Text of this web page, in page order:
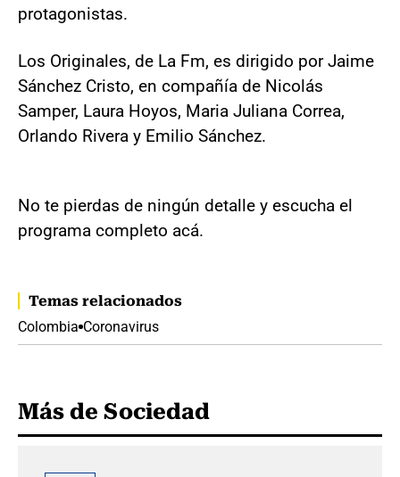
protagonistas.
Los Originales, de La Fm, es dirigido por Jaime
Sánchez Cristo, en compañía de Nicolás
Samper, Laura Hoyos, Maria Juliana Correa,
Orlando Rivera y Emilio Sánchez.
No te pierdas de ningún detalle y escucha el
programa completo acá.
Temas relacionados
Colombia Coronavirus
Más de Sociedad